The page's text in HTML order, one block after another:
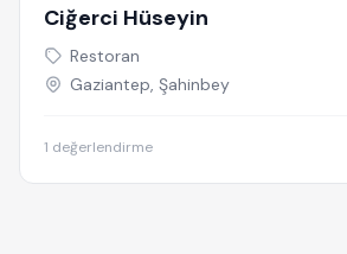
Ciğerci Hüseyin
Restoran
Gaziantep, Şahinbey
1 değerlendirme